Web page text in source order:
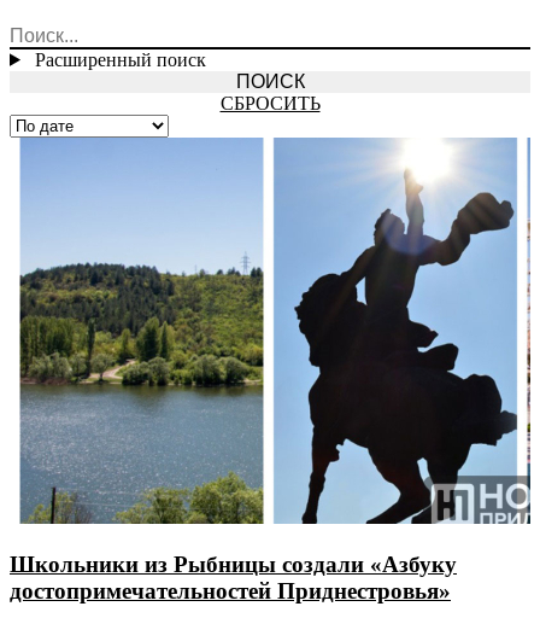
Расширенный поиск
СБРОСИТЬ
Школьники из Рыбницы создали «Азбуку
достопримечательностей Приднестровья»